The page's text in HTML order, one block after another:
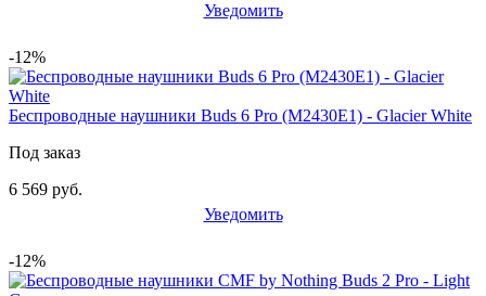
Уведомить
-12%
Беспроводные наушники Buds 6 Pro (M2430E1) - Glacier White
Под заказ
6 569 руб.
Уведомить
-12%